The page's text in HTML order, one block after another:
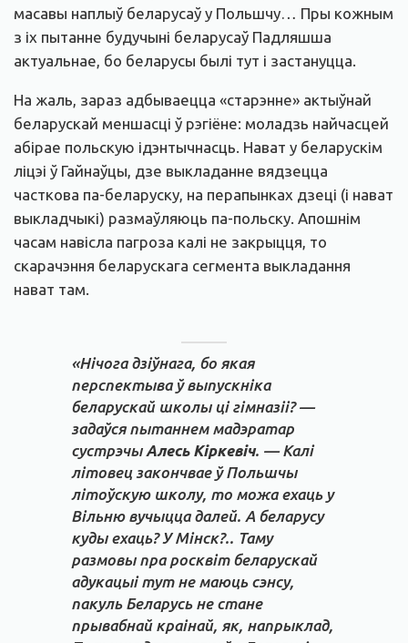
масавы наплыў беларусаў у Польшчу… Пры кожным
з іх пытанне будучыні беларусаў Падляшша
актуальнае, бо беларусы былі тут і застануцца.
На жаль, зараз адбываецца «старэнне» актыўнай
беларускай меншасці ў рэгіёне: моладзь найчасцей
абірае польскую ідэнтычнасць. Нават у беларускім
ліцэі ў Гайнаўцы, дзе выкладанне вядзецца
часткова па-беларуску, на перапынках дзеці (і нават
выкладчыкі) размаўляюць па-польску. Апошнім
часам навісла пагроза калі не закрыцця, то
скарачэння беларускага сегмента выкладання
нават там.
«Нічога дзіўнага, бо якая
перспектыва ў выпускніка
беларускай школы ці гімназіі?—
задаўся пытаннем мадэратар
сустрэчы Алесь Кіркевіч. —Калі
літовец закончвае ў Польшчы
літоўскую школу, то можа ехаць у
Вільню вучыцца далей. А беларусу
куды ехаць? У Мінск?.. Таму
размовы пра росквіт беларускай
адукацыі тут не маюць сэнсу,
пакуль Беларусь не стане
прывабнай краінай, як, напрыклад,